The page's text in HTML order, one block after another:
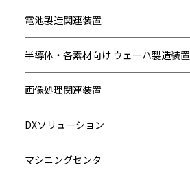
電池製造関連装置
半導体・各素材向け ウェーハ製造装置
画像処理関連装置
DXソリューション
マシニングセンタ